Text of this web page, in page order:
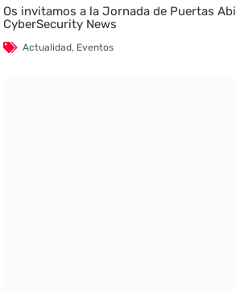
Os invitamos a la Jornada de Puertas
CyberSecurity News
Actualidad, Eventos